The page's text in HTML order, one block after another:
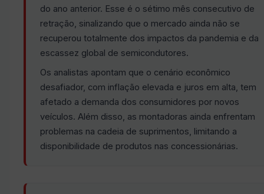
do ano anterior. Esse é o sétimo mês consecutivo de
retração, sinalizando que o mercado ainda não se
recuperou totalmente dos impactos da pandemia e da
escassez global de semicondutores.
Os analistas apontam que o cenário econômico
desafiador, com inflação elevada e juros em alta, tem
afetado a demanda dos consumidores por novos
veículos. Além disso, as montadoras ainda enfrentam
problemas na cadeia de suprimentos, limitando a
disponibilidade de produtos nas concessionárias.